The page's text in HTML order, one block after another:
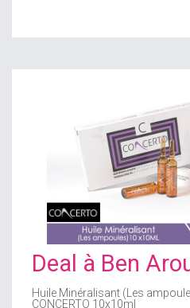
Deal à Ben
Huile Minéralisant (Les
CONCERTO 10x10ml